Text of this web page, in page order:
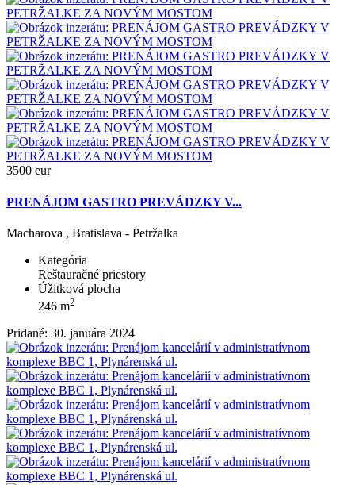
3500 eur
PRENÁJOM GASTRO PREVÁDZKY V...
Macharova , Bratislava - Petržalka
Kategória
Reštauračné priestory
Úžitková plocha
246 m2
Pridané: 30. januára 2024